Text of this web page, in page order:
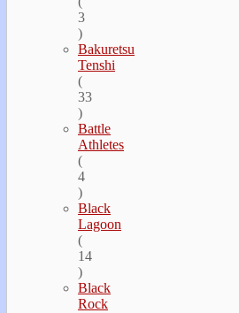
3
)
Bakuretsu
Tenshi
(
33
)
Battle
Athletes
(
4
)
Black
Lagoon
(
14
)
Black
Rock